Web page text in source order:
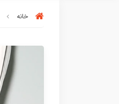
خانه